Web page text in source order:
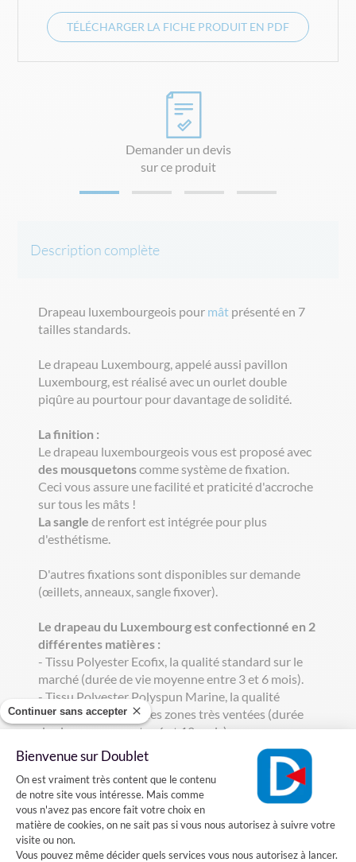
Continuer sans accepter
Bienvenue sur Doublet
Plateforme de Gestion du
On est vraiment très content que le contenu
de notre site vous intéresse. Mais comme
vous n'avez pas encore fait votre choix en
matière de cookies, on ne sait pas si vous nous autorisez à suivre votre
visite ou non.
Vous pouvez même décider quels services vous nous autorisez à lancer.
TÉLÉCHARGER LA FICHE PRODUIT EN PDF
Demander un devis
sur ce produit
Description complète
Drapeau luxembourgeois pour mât présenté en 7
tailles standards.
Le drapeau Luxembourg, appelé aussi pavillon
Luxembourg, est réalisé avec un ourlet double
piqûre au pourtour pour davantage de solidité.
La finition :
Le drapeau luxembourgeois vous est proposé avec
des mousquetonscomme système de fixation.
Ceci vous assure une facilité et praticité d'accroche
sur tous les mâts !
La sangle de renfort est intégrée pour plus
d'esthétisme.
D'autres fixations sont disponibles sur demande
(œillets, anneaux, sangle fixover).
Le drapeau du Luxembourg est confectionné en 2
différentes matières :
- Tissu Polyester Ecofix, la qualité standard sur le
marché (durée de vie moyenne entre 3 et 6 mois).
- Tissu Polyester Polyspun Marine, la qualité
recommandée pour les zones très ventées (durée
de vie moyenne entre 6 et 12 mois).
Le drapeau Luxembourgeois se hisse au sommet d'un mât et
se place de façon à ce que la bande rouge soit vers le haut.
Accrochez la drisse à l'arrêtoir du mât, pour que votre
drapeau ne redescende pas.